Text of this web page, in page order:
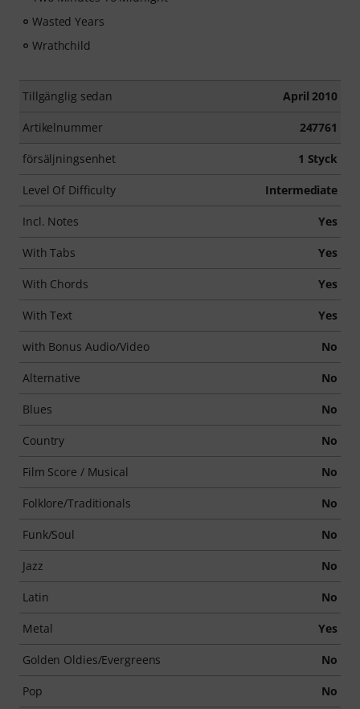
Wasted Years
Wrathchild
Tillgänglig sedan April 2010
Artikelnummer 247761
försäljningsenhet 1 Styck
Level Of Difficulty Intermediate
Incl. Notes Yes
With Tabs Yes
With Chords Yes
With Text Yes
with Bonus Audio/Video No
Alternative No
Blues No
Country No
Film Score / Musical No
Folklore/Traditionals No
Funk/Soul No
Jazz No
Latin No
Metal Yes
Golden Oldies/Evergreens No
Pop No